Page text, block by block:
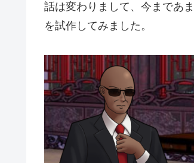
話は変わりまして、今まであ
を試作してみました。